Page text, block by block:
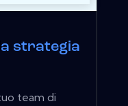
strategia
team di